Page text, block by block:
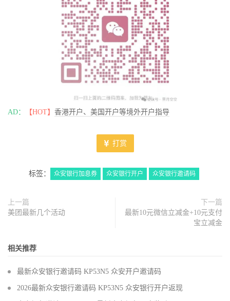
AD： 【HOT】 香港开户、美国开户等境外开户指导
打赏
标签： 众安银行加息券 众安银行开户 众安银行邀请码
上一篇
美团最新几个活动
下一篇
最新10元微信立减金+10元支付
宝立减金
相关推荐
最新众安银行邀请码 KP53N5 众安开户邀请码
2026最新众安银行邀请码 KP53N5 众安银行开户返现